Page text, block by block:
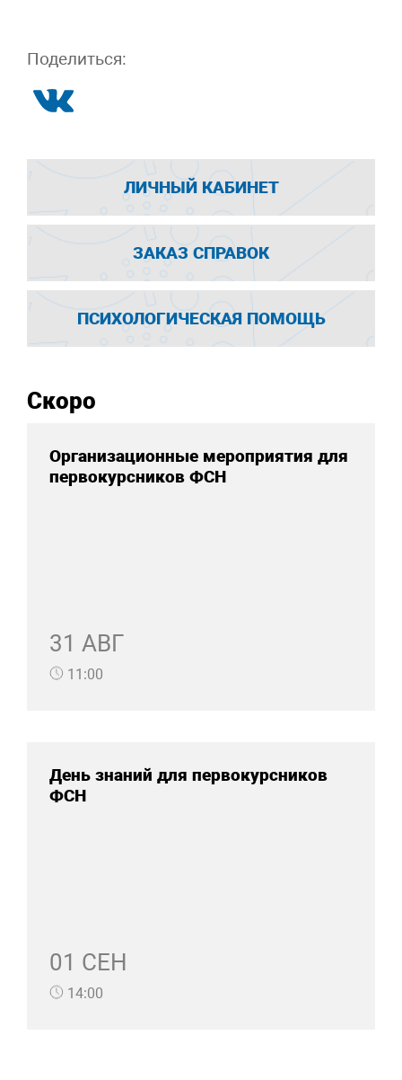
Поделиться:
ЛИЧНЫЙ КАБИНЕТ
ЗАКАЗ СПРАВОК
ПСИХОЛОГИЧЕСКАЯ ПОМОЩЬ
Скоро
Организационные мероприятия для
первокурсников ФСН
31 АВГ
11:00
День знаний для первокурсников
ФСН
01 СЕН
14:00